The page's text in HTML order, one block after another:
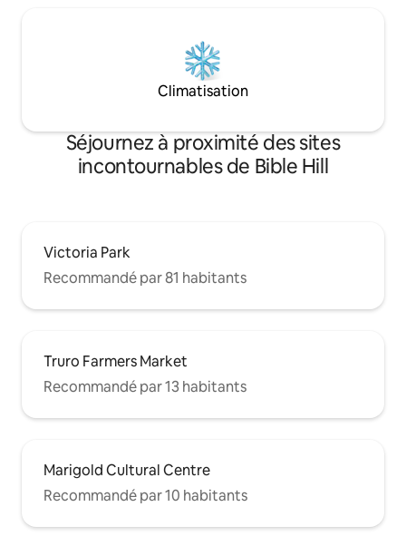
Climatisation
Séjournez à proximité des sites
incontournables de Bible Hill
Victoria Park
Recommandé par 81 habitants
Truro Farmers Market
Recommandé par 13 habitants
Marigold Cultural Centre
Recommandé par 10 habitants